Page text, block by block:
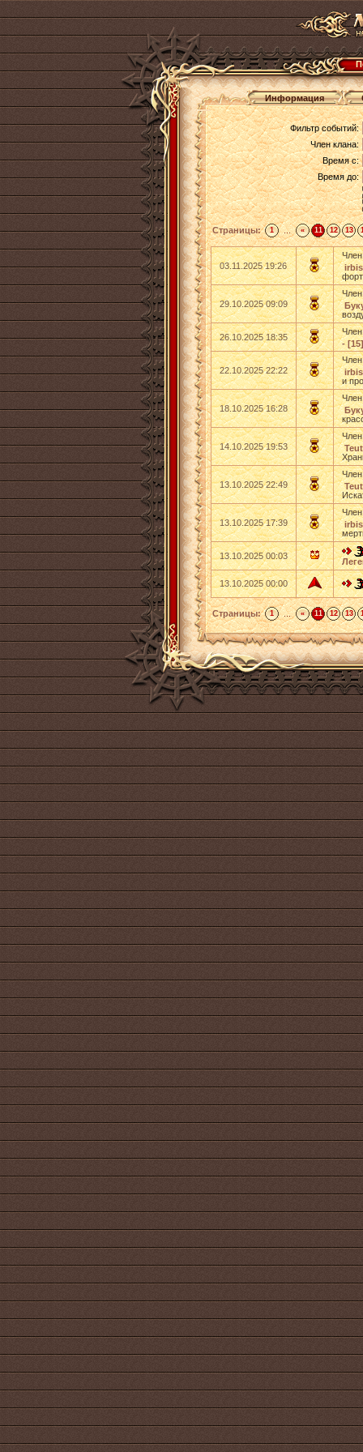
Информация
Фильтр событий:
Член клана:
Время с:
Время до:
Страницы: 1 ... « 11 12 13
03.11.2025 19:26
29.10.2025 09:09
26.10.2025 18:35
- [15]
22.10.2025 22:22
и
18.10.2025 16:28
14.10.2025 19:53
13.10.2025 22:49
13.10.2025 17:39
13.10.2025 00:03
13.10.2025 00:00
Страницы: 1 ... « 11 12 13